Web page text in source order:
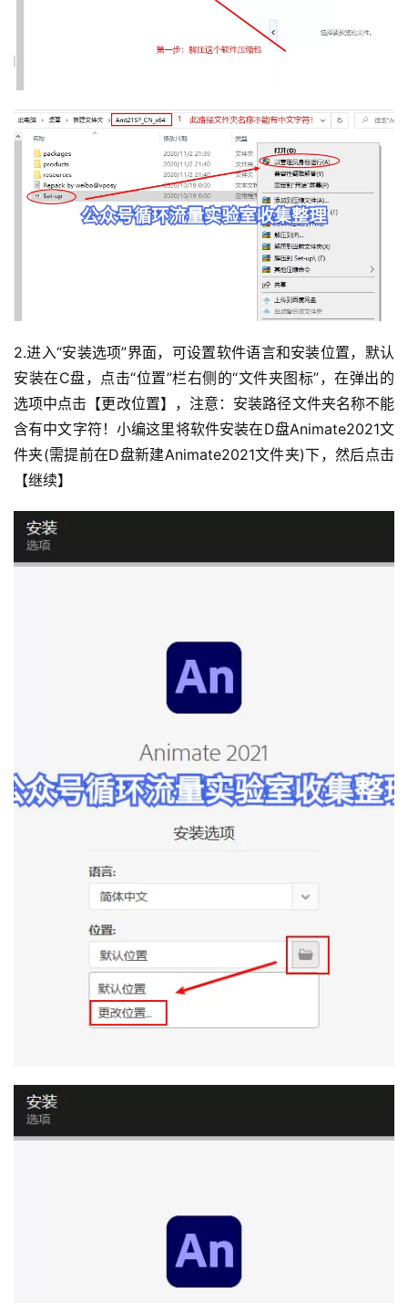
快
讯
2.进入“安装选项”界面，可设置软件语言和安装位置，默认
安装在C盘，点击“位置”栏右侧的“文件夹图标”，在弹出的
选项中点击【更改位置】，注意：安装路径文件夹名称不能
含有中文字符！小编这里将软件安装在D盘Animate2021文
件夹(需提前在D盘新建Animate2021文件夹)下，然后点击
【继续】